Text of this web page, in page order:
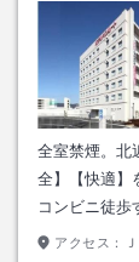
全室禁煙。北
全】【快適】
コンビニ徒歩
アクセス：